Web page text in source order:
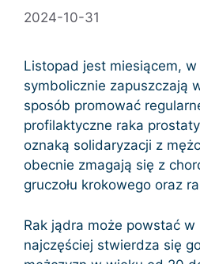
2024-10-31
Listopad jest miesiącem,
symbolicznie zapuszczają
sposób promować
profilaktyczne raka
oznaką solidaryzacji z
obecnie zmagają się z
gruczołu krokowego oraz
Rak jądra może powstać
najczęściej stwierdza się